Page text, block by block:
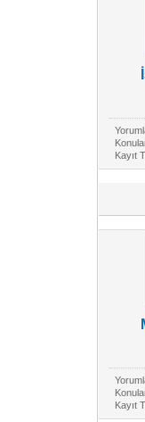
Kayıt
Kayıt